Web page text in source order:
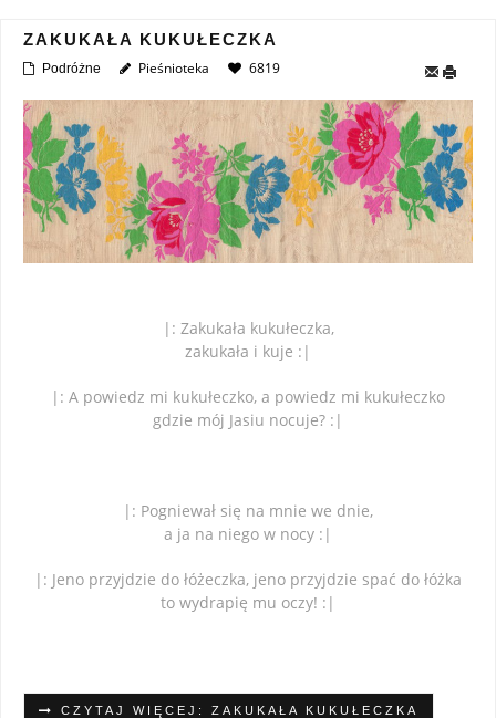
ZAKUKAŁA KUKUŁECZKA
Podróżne Pieśnioteka 6819
|: Zakukała kukułeczka,
zakukała i kuje :|
|: A powiedz mi kukułeczko, a powiedz mi kukułeczko
gdzie mój Jasiu nocuje? :|
|: Pogniewał się na mnie we dnie,
a ja na niego w nocy :|
|: Jeno przyjdzie do łóżeczka, jeno przyjdzie spać do łóżka
to wydrapię mu oczy! :|
CZYTAJ WIĘCEJ: ZAKUKAŁA KUKUŁECZKA